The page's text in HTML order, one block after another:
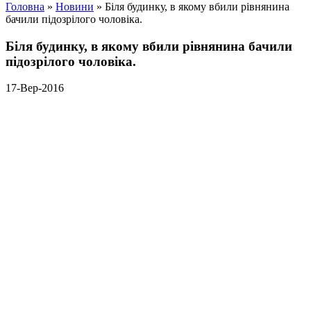
Головна » Новини » Біля будинку, в якому вбили рівнянина
бачили підозрілого чоловіка.
Біля будинку, в якому вбили рівнянина бачили
підозрілого чоловіка.
17-Вер-2016